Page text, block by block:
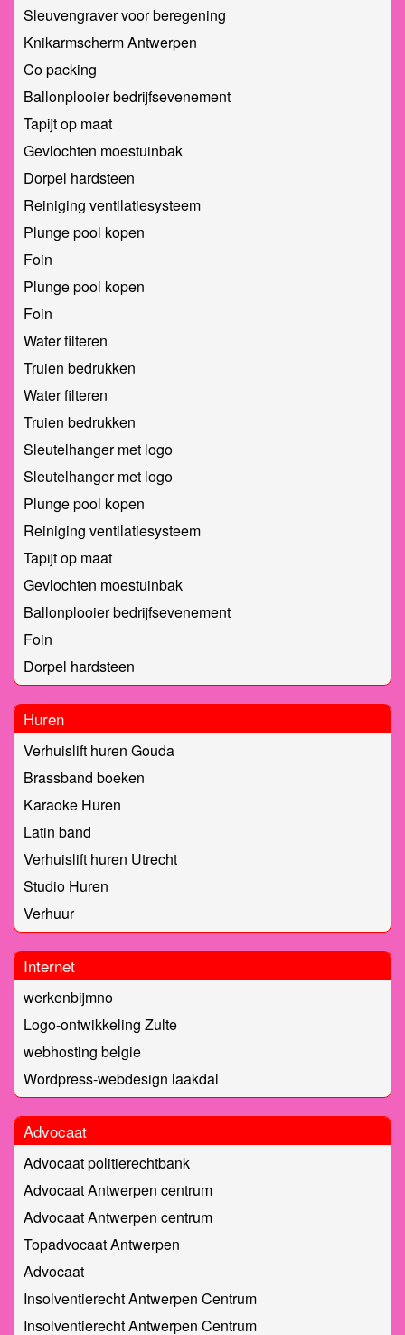
Sleuvengraver voor beregening
Knikarmscherm Antwerpen
Co packing
Ballonplooier bedrijfsevenement
Tapijt op maat
Gevlochten moestuinbak
Dorpel hardsteen
Reiniging ventilatiesysteem
Plunge pool kopen
Foin
Plunge pool kopen
Foin
Water filteren
Truien bedrukken
Water filteren
Truien bedrukken
Sleutelhanger met logo
Sleutelhanger met logo
Plunge pool kopen
Reiniging ventilatiesysteem
Tapijt op maat
Gevlochten moestuinbak
Ballonplooier bedrijfsevenement
Foin
Dorpel hardsteen
Huren
Verhuislift huren Gouda
Brassband boeken
Karaoke Huren
Latin band
Verhuislift huren Utrecht
Studio Huren
Verhuur
Internet
werkenbijmno
Logo-ontwikkeling Zulte
webhosting belgie
Wordpress-webdesign laakdal
Advocaat
Advocaat politierechtbank
Advocaat Antwerpen centrum
Advocaat Antwerpen centrum
Topadvocaat Antwerpen
Advocaat
Insolventierecht Antwerpen Centrum
Insolventierecht Antwerpen Centrum